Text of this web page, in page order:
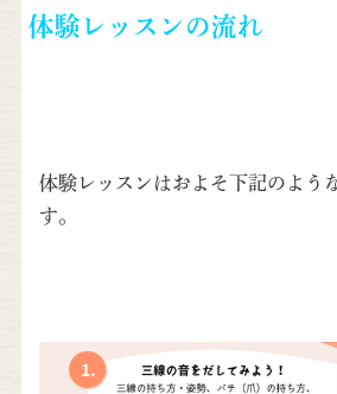
体験レッスンの流れ
体験レッスンはおよそ下記のよう
す。